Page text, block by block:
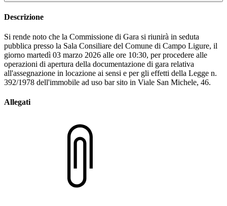
Descrizione
Si rende noto che la Commissione di Gara si riunirà in seduta
pubblica presso la Sala Consiliare del Comune di Campo Ligure, il
giorno martedì 03 marzo 2026 alle ore 10:30, per procedere alle
operazioni di apertura della documentazione di gara relativa
all'assegnazione in locazione ai sensi e per gli effetti della Legge n.
392/1978 dell'immobile ad uso bar sito in Viale San Michele, 46.
Allegati